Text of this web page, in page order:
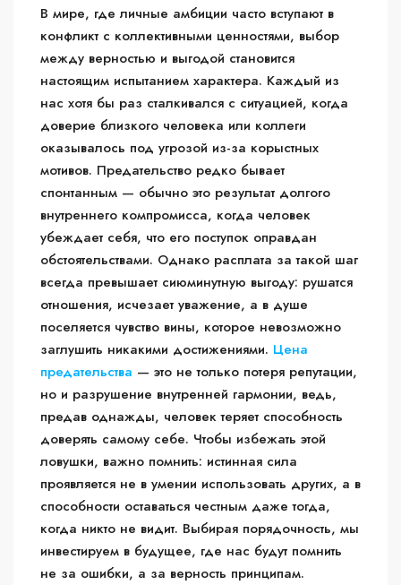
В мире, где личные амбиции часто вступают в
конфликт с коллективными ценностями, выбор
между верностью и выгодой становится
настоящим испытанием характера. Каждый из
нас хотя бы раз сталкивался с ситуацией, когда
доверие близкого человека или коллеги
оказывалось под угрозой из-за корыстных
мотивов. Предательство редко бывает
спонтанным — обычно это результат долгого
внутреннего компромисса, когда человек
убеждает себя, что его поступок оправдан
обстоятельствами. Однако расплата за такой шаг
всегда превышает сиюминутную выгоду: рушатся
отношения, исчезает уважение, а в душе
поселяется чувство вины, которое невозможно
заглушить никакими достижениями. Цена
предательства — это не только потеря репутации,
но и разрушение внутренней гармонии, ведь,
предав однажды, человек теряет способность
доверять самому себе. Чтобы избежать этой
ловушки, важно помнить: истинная сила
проявляется не в умении использовать других, а в
способности оставаться честным даже тогда,
когда никто не видит. Выбирая порядочность, мы
инвестируем в будущее, где нас будут помнить
не за ошибки, а за верность принципам.